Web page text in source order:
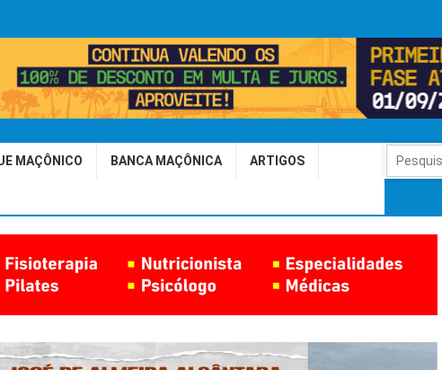
MAÇÔNICO BANCA MAÇÔNICA ARTIGOS